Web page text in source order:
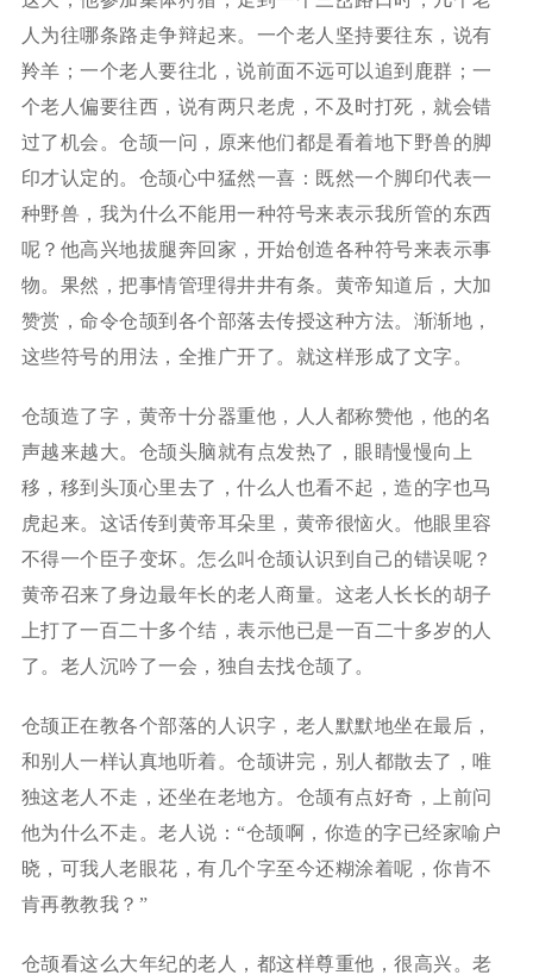
人为往哪条路走争辩起来。一个老人坚持要往东，说有
羚羊；一个老人要往北，说前面不远可以追到鹿群；一
个老人偏要往西，说有两只老虎，不及时打死，就会错
过了机会。仓颉一问，原来他们都是看着地下野兽的脚
印才认定的。仓颉心中猛然一喜：既然一个脚印代表一
种野兽，我为什么不能用一种符号来表示我所管的东西
呢？他高兴地拔腿奔回家，开始创造各种符号来表示事
物。果然，把事情管理得井井有条。黄帝知道后，大加
赞赏，命令仓颉到各个部落去传授这种方法。渐渐地，
这些符号的用法，全推广开了。就这样形成了文字。
仓颉造了字，黄帝十分器重他，人人都称赞他，他的名
声越来越大。仓颉头脑就有点发热了，眼睛慢慢向上
移，移到头顶心里去了，什么人也看不起，造的字也马
虎起来。这话传到黄帝耳朵里，黄帝很恼火。他眼里容
不得一个臣子变坏。怎么叫仓颉认识到自己的错误呢？
黄帝召来了身边最年长的老人商量。这老人长长的胡子
上打了一百二十多个结，表示他已是一百二十多岁的人
了。老人沉吟了一会，独自去找仓颉了。
仓颉正在教各个部落的人识字，老人默默地坐在最后，
和别人一样认真地听着。仓颉讲完，别人都散去了，唯
独这老人不走，还坐在老地方。仓颉有点好奇，上前问
他为什么不走。老人说：“仓颉啊，你造的字已经家喻户
晓，可我人老眼花，有几个字至今还糊涂着呢，你肯不
肯再教教我？”
仓颉看这么大年纪的老人，都这样尊重他，很高兴。老